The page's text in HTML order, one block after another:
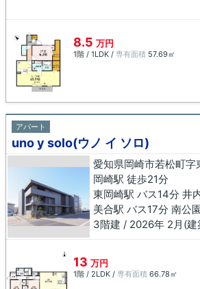
8.5 万円
1階 / 1LDK / 専有面積 57.69㎡
アパート
uno y solo(ウノ イ ソロ)
愛知県岡崎市若松町字
岡崎駅 徒歩21分
3階建 / 2026年 2月(建
13 万円
1階 / 2LDK / 専有面積 66.78㎡